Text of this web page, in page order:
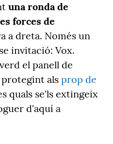
una ronda de
forces de
a dreta. Només un
invitació: Vox.
el panell de
als prop de
quals se'ls extingeix
d'aquí a